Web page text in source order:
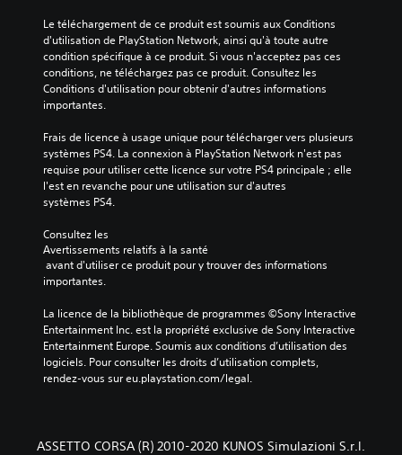
Le téléchargement de ce produit est soumis aux Conditions
d'utilisation de PlayStation Network, ainsi qu'à toute autre
condition spécifique à ce produit. Si vous n'acceptez pas ces
conditions, ne téléchargez pas ce produit. Consultez les
Conditions d'utilisation pour obtenir d'autres informations
importantes.
Frais de licence à usage unique pour télécharger vers plusieurs
systèmes PS4. La connexion à PlayStation Network n'est pas
requise pour utiliser cette licence sur votre PS4 principale ; elle
l'est en revanche pour une utilisation sur d'autres
systèmes PS4.
Consultez les
Avertissements relatifs à la santé
importantes.
La licence de la bibliothèque de programmes ©Sony Interactive
Entertainment Inc. est la propriété exclusive de Sony Interactive
Entertainment Europe. Soumis aux conditions d’utilisation des
logiciels. Pour consulter les droits d’utilisation complets,
rendez-vous sur eu.playstation.com/legal.
ASSETTO CORSA (R) 2010-2020 KUNOS Simulazioni S.r.l.